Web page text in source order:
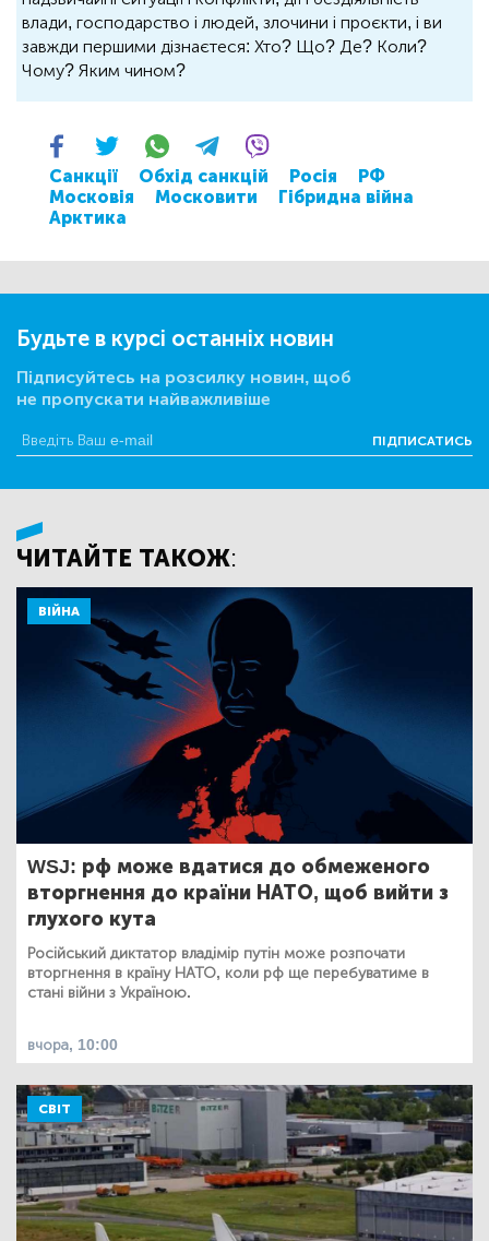
влади, господарство і людей, злочини і проєкти, і ви
завжди першими дізнаєтеся: Хто? Що? Де? Коли?
Чому? Яким чином?
Санкції Обхід санкцій Росія
РФ
Московія
Московити
Гібридна війна
Арктика
Будьте в курсі останніх новин
Підписуйтесь на розсилку новин, щоб
не пропускати найважливіше
ПІДПИСАТИСЬ
ЧИТАЙТЕ ТАКОЖ:
ВІЙНА
WSJ: рф може вдатися до обмеженого
вторгнення до країни НАТО, щоб вийти з
глухого кута
Російський диктатор владімір путін може розпочати
вторгнення в країну НАТО, коли рф ще перебуватиме в
стані війни з Україною.
вчора, 10:00
СВІТ